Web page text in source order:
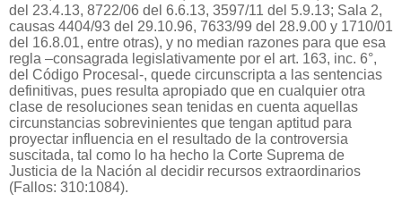
del 23.4.13, 8722/06 del 6.6.13, 3597/11 del 5.9.13; Sala 2,
causas 4404/93 del 29.10.96, 7633/99 del 28.9.00 y 1710/01
del 16.8.01, entre otras), y no median razones para que esa
regla –consagrada legislativamente por el art. 163, inc. 6°,
del Código Procesal-, quede circunscripta a las sentencias
definitivas, pues resulta apropiado que en cualquier otra
clase de resoluciones sean tenidas en cuenta aquellas
circunstancias sobrevinientes que tengan aptitud para
proyectar influencia en el resultado de la controversia
suscitada, tal como lo ha hecho la Corte Suprema de
Justicia de la Nación al decidir recursos extraordinarios
(Fallos: 310:1084).